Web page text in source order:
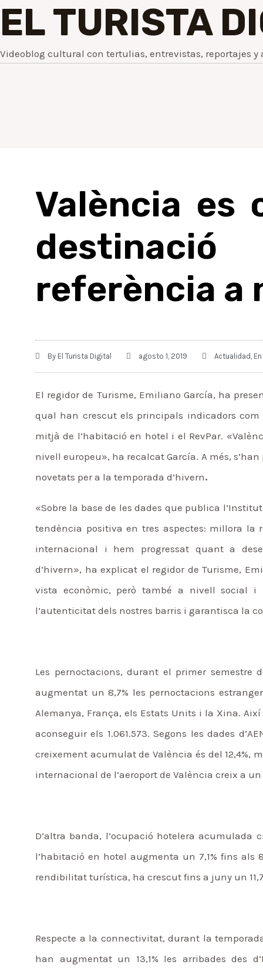
EL TURISTA
Videoblog cultural con tertulias, entrevistas, reportajes y
València es
referència a
By El Turista Digital agosto 1, 2019 Actualidad
El regidor de Turisme, Emiliano García, ha
qual han crescut els principals indicadors com
mitjà de l’habitació en hotel i el RevPar.
nivell europeu», ha recalcat García. A més,
novetats per a la temporada d’hivern.
«Sobre la base de les dades que publica
tendència positiva en tres aspectes: millora
internacional i hem progressat quant a
d’hivern», ha explicat el regidor de Turisme,
vista econòmic, però també a nivell social
l’autenticitat dels nostres barris i garantisca la
Les pernoctacions, durant el primer semestre
augmentat un 8,7% les pernoctacions
Alemanya, França, els Estats Units i la Xina.
aconseguir els 1.061.573. Segons les dades
creixement acumulat de València és del 12,4%,
internacional de l’aeroport de València creix a
D’altra banda, l’ocupació hotelera
l’habitació en hotel augmenta un 7,1% fins als
rendibilitat turística, ha crescut fins a juny un
Respecte a la connectivitat, durant la
han augmentat un 13,1% les arribades des